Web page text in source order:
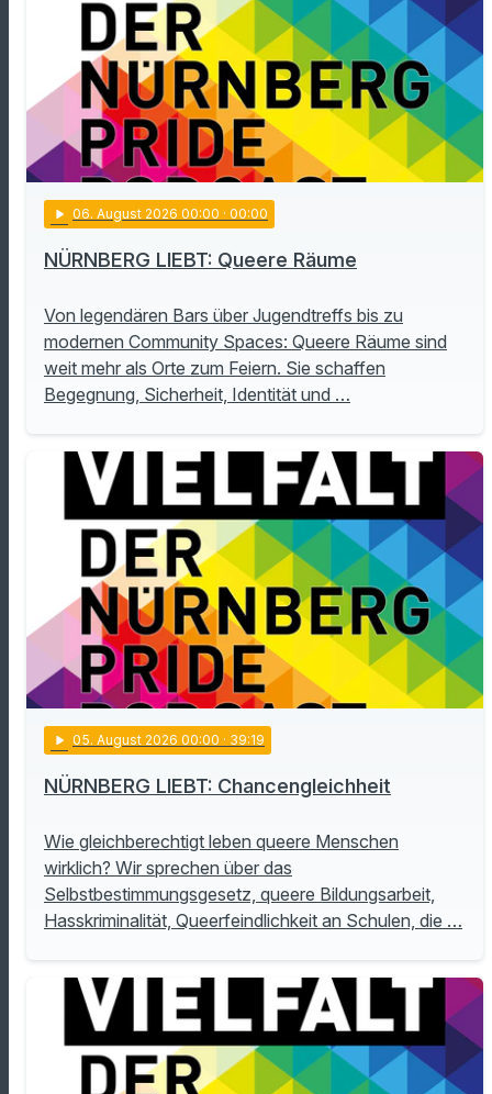
play_arrow 06. August 2026 00:00 · 00:00
NÜRNBERG LIEBT: Queere Räume
Von legendären Bars über Jugendtreffs bis zu
modernen Community Spaces: Queere Räume sind
weit mehr als Orte zum Feiern. Sie schaffen
Begegnung, Sicherheit, Identität und …
play_arrow 05. August 2026 00:00 · 39:19
NÜRNBERG LIEBT: Chancengleichheit
Wie gleichberechtigt leben queere Menschen
wirklich? Wir sprechen über das
Selbstbestimmungsgesetz, queere Bildungsarbeit,
Hasskriminalität, Queerfeindlichkeit an Schulen, die …